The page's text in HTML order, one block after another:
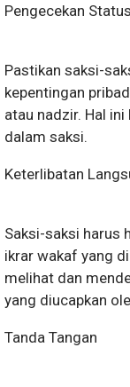
Pengecekan Status
Pastikan saksi-
kepentingan
atau nadzir. Hal
dalam saksi.
Keterlibatan
Saksi-saksi harus
ikrar wakaf yang
melihat dan
yang diucapkan
Tanda Tangan